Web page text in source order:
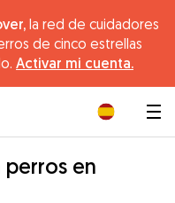
la red de cuidadores
de cinco estrellas
Activar mi cuenta.
en